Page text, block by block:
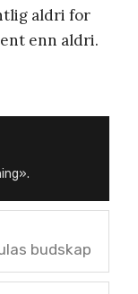
aldri for
enn aldri.
budskap